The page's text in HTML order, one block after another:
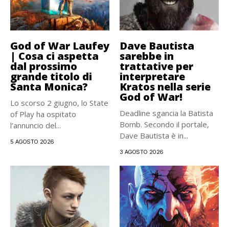
God of War Laufey
| Cosa ci aspetta
dal prossimo
grande titolo di
Santa Monica?
Lo scorso 2 giugno, lo State
of Play ha ospitato
l’annuncio del...
5 AGOSTO 2026
Dave Bautista
sarebbe in
trattative per
interpretare
Kratos nella serie
God of War!
Deadline sgancia la Batista
Bomb. Secondo il portale,
Dave Bautista è in...
3 AGOSTO 2026